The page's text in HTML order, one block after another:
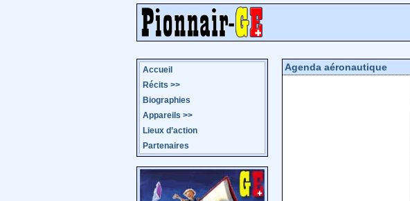
Accueil
Récits >>
Biographies
Appareils >>
Lieux d’action
Partenaires
Agenda aéronautique